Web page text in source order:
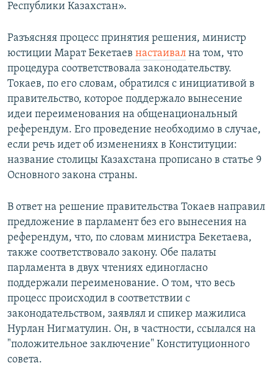
Республики Казахстан».
Разъясняя процесс принятия решения, министр
юстиции Марат Бекетаев настаивал на том, что
процедура соответствовала законодательству.
Токаев, по его словам, обратился с инициативой в
правительство, которое поддержало вынесение
идеи переименования на общенациональный
референдум. Его проведение необходимо в случае,
если речь идет об изменениях в Конституции:
название столицы Казахстана прописано в статье 9
Основного закона страны.
В ответ на решение правительства Токаев направил
предложение в парламент без его вынесения на
референдум, что, по словам министра Бекетаева,
также соответствовало закону. Обе палаты
парламента в двух чтениях единогласно
поддержали переименование. О том, что весь
процесс происходил в соответствии с
законодательством, заявлял и спикер мажилиса
Нурлан Нигматулин. Он, в частности, ссылался на
"положительное заключение" Конституционного
совета.